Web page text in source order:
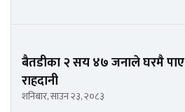
बैतडीका २ सय ४७ जनाले घरमै पाए
राहदानी
शनिबार, साउन २३, २०८३